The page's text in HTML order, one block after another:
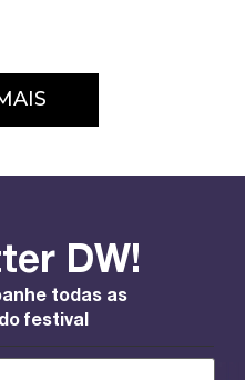
DW!
todas as
festival